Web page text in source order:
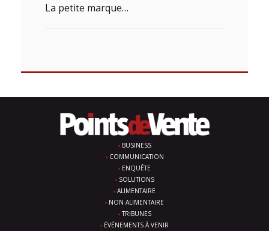
La petite marque…
BUSINESS
COMMUNICATION
ENQUÊTE
SOLUTIONS
ALIMENTAIRE
NON ALIMENTAIRE
TRIBUNES
ÉVÉNEMENTS À VENIR